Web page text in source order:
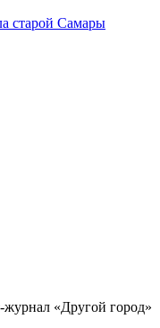
старой Самары
журнал «Другой город»